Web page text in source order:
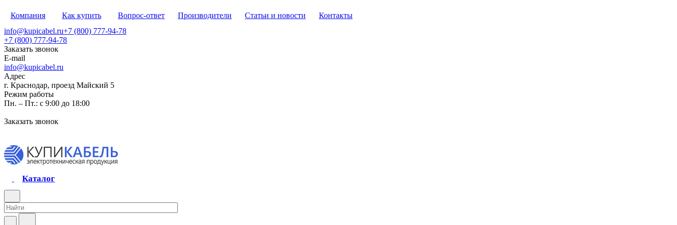
Компания Как купить Вопрос-ответ Производители Статьи и новости
Контакты
info@kupicabel.ru+7 (800) 777-94-78
+7 (800) 777-94-78
Заказать звонок
E-mail
info@kupicabel.ru
Адрес
г. Краснодар, проезд Майский 5
Режим работы
Пн. – Пт.: с 9:00 до 18:00
Заказать звонок
Каталог